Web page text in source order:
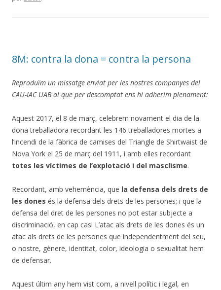
8M: contra la dona = contra la persona
Reproduïm un missatge enviat per les nostres companyes del
CAU-IAC UAB al que per descomptat ens hi adherim plenament:
Aquest 2017, el 8 de març, celebrem novament el dia de la
dona treballadora recordant les 146 treballadores mortes a
l’incendi de la fàbrica de camises del Triangle de Shirtwaist de
Nova York el 25 de març del 1911, i amb elles recordant
totes les víctimes de l’explotació i del masclisme.
Recordant, amb vehemència, que la defensa dels drets de
les dones és la defensa dels drets de les persones; i que la
defensa del dret de les persones no pot estar subjecte a
discriminació, en cap cas! L’atac als drets de les dones és un
atac als drets de les persones que independentment del seu,
o nostre, gènere, identitat, color, ideologia o sexualitat hem
de defensar.
Aquest últim any hem vist com, a nivell polític i legal, en